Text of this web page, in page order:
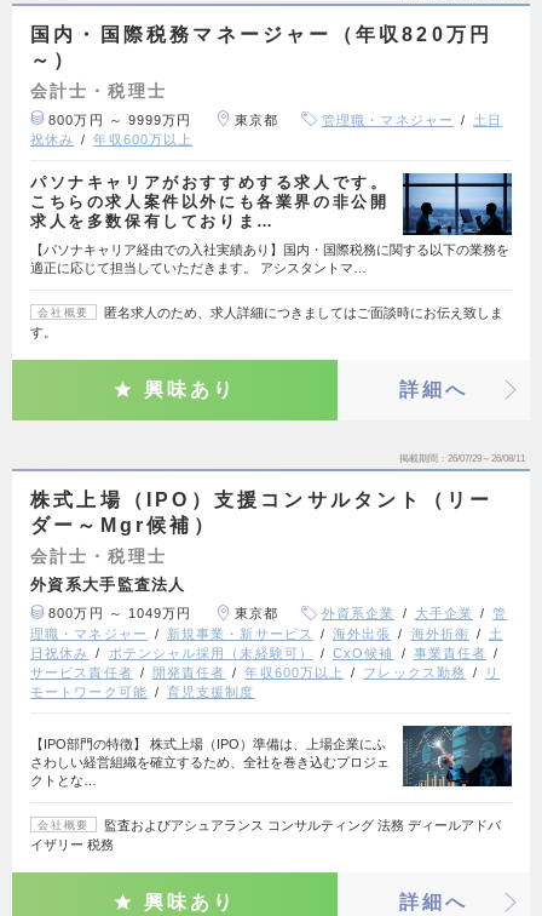
国内・国際税務マネージャー（年収820万円
～）
会計士・税理士
800万円 ～ 9999万円 東京都 管理職・マネジャー
土日
祝休み
年収600万以上
パソナキャリアがおすすめする求人です。
こちらの求人案件以外にも各業界の非公開
求人を多数保有しておりま…
【パソナキャリア経由での入社実績あり】国内・国際税務に関する以下の業務を
適正に応じて担当していただきます。 アシスタントマ…
会社概要
匿名求人のため、求人詳細につきましてはご面談時にお伝え致しま
す。
興味あり 詳細へ
掲載期間 26/07/29～26/08/11
株式上場（IPO）支援コンサルタント（リー
ダー～Mgr候補）
会計士・税理士
外資系大手監査法人
800万円 ～ 1049万円 東京都 外資系企業 大手企業
管
理職・マネジャー
新規事業・新サービス 海外出張 海外折衝
土
日祝休み
ポテンシャル採用（未経験可） CxO候補
事業責任者
サービス責任者
開発責任者 年収600万以上 フレックス勤務
リ
モートワーク可能
育児支援制度
【IPO部門の特徴】 株式上場（IPO）準備は、上場企業にふ
さわしい経営組織を確立するため、全社を巻き込むプロジェ
クトとな…
会社概要
監査およびアシュアランス コンサルティング 法務 ディールアドバ
イザリー 税務
興味あり 詳細へ